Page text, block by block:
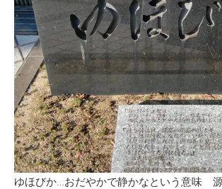
ゆほびか…おだやかで静かなという意味